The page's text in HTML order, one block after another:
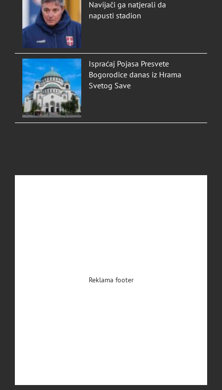
Navijači ga natjerali da
napusti stadion
Ispraćaj Pojasa Presvete
Bogorodice danas iz Hrama
Svetog Save
Reklama footer